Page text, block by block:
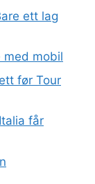
ett lag
med mobil
før Tour
får